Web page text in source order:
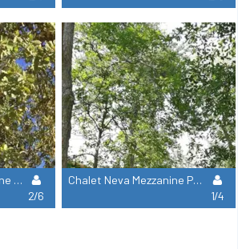
Chalet Maeva Mezzanine Premium (Vue Champ) N° 17 -
2/6
Chalet Neva Mezzanine Premium (Vue Champ) N° 16 -
1/4